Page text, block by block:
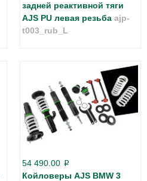
задней реактивной тяги
AJS PU левая резьба ajp-
t003_rub_L
54 490.00 p
Койловеры AJS BMW 3